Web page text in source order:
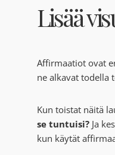
Lisää
Affirmaatiot ovat
ne alkavat todella
Kun toistat näitä
se tuntuisi?Ja
kun käytät